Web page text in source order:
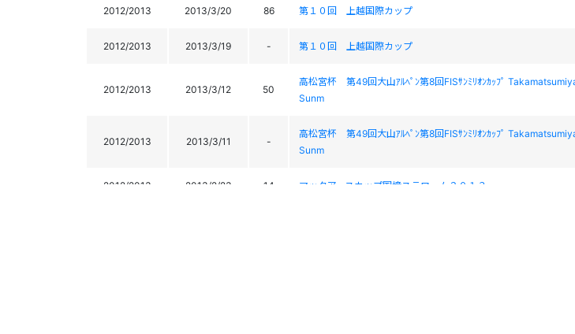
2012/2013 2013/3/20 86 第１０回 上越国際カップ
2012/2013 2013/3/19 - 第１０回 上越国際カップ
2012/2013 2013/3/12 50
高松宮杯 第49回大山ｱﾙﾍﾟﾝ第8回FISｻﾝﾐﾘｵﾝｶｯﾌﾟ
Sunm
2012/2013 2013/3/11 -
高松宮杯 第49回大山ｱﾙﾍﾟﾝ第8回FISｻﾝﾐﾘｵﾝｶｯﾌﾟ
Sunm
2012/2013 2013/2/23 14 マックアースカップ国境スラローム２０１３